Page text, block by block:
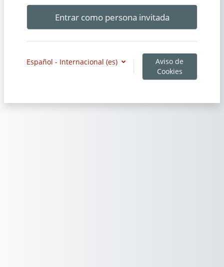
Entrar como persona invitada
Español - Internacional ‎(es)‎
Aviso de
Cookies